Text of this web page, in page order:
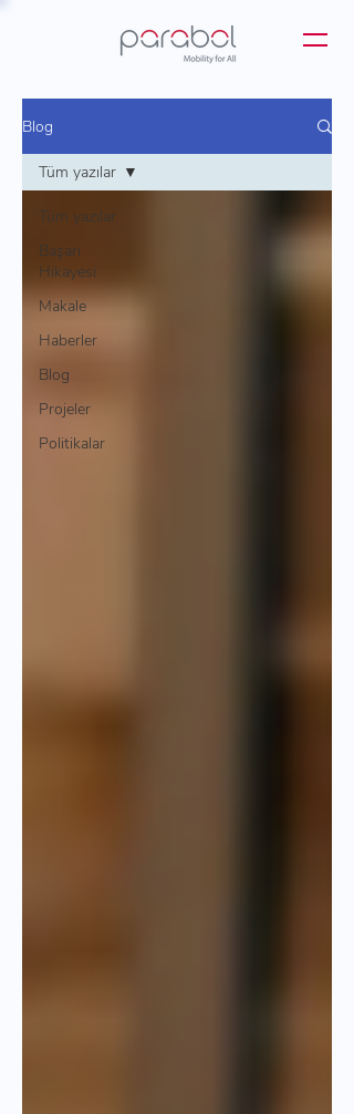
Blog
Tüm yazılar
Başarı
Hikayesi
Makale
Haberler
Blog
Projeler
Politikalar
Tüm yazılar